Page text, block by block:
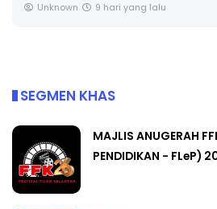
Unknown 9 hari yang lalu
SEGMEN KHAS
MAJLIS ANUGERAH
PENDIDIKAN - FLeP)